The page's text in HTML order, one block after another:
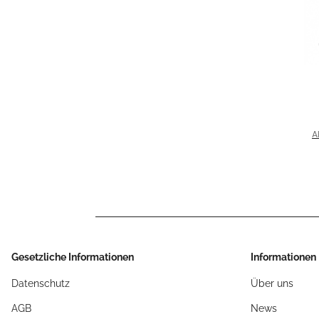
Gesetzliche Informationen
Datenschutz
AGB
Informationen
Über uns
News